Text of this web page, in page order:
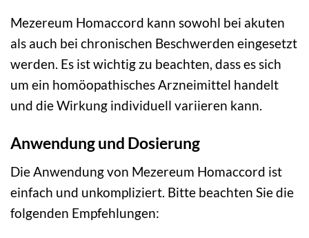
Mezereum Homaccord kann sowohl bei akuten
als auch bei chronischen Beschwerden eingesetzt
werden. Es ist wichtig zu beachten, dass es sich
um ein homöopathisches Arzneimittel handelt
und die Wirkung individuell variieren kann.
Anwendung und Dosierung
Die Anwendung von Mezereum Homaccord ist
einfach und unkompliziert. Bitte beachten Sie die
folgenden Empfehlungen: